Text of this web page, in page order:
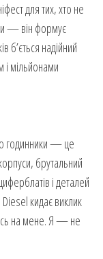
для тих, хто не
— він формує
б’ється надійний
мільйонами
годинники — це
брутальний
і деталей
кидає виклик
на мене. Я — не